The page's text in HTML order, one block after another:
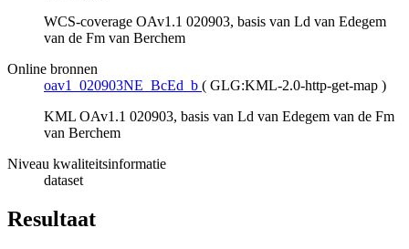
WCS-coverage OAv1.1 020903, basis van Ld van Edegem
van de Fm van Berchem
Online bronnen
oav1_020903NE_BcEd_b ( GLG:KML-2.0-http-get-map )
KML OAv1.1 020903, basis van Ld van Edegem van de Fm
van Berchem
Niveau kwaliteitsinformatie
dataset
Resultaat